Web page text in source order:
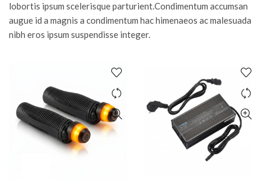
lobortis ipsum scelerisque parturient.Condimentum accumsan
augue id a magnis a condimentum hac himenaeos ac malesuada
nibh eros ipsum suspendisse integer.